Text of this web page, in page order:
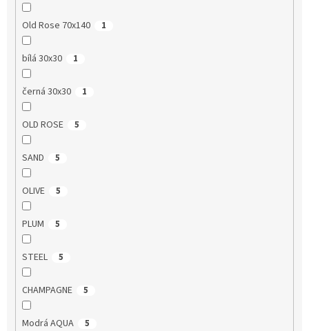
Old Rose 70x140 1
bílá 30x30 1
černá 30x30 1
OLD ROSE 5
SAND 5
OLIVE 5
PLUM 5
STEEL 5
CHAMPAGNE 5
Modrá AQUA 5